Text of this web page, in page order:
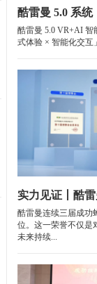
酷雷曼 5.0 VR+AI
式体验 × 智能化交互
酷雷曼连续三届成功
位。这一荣誉不仅是
未来持续...